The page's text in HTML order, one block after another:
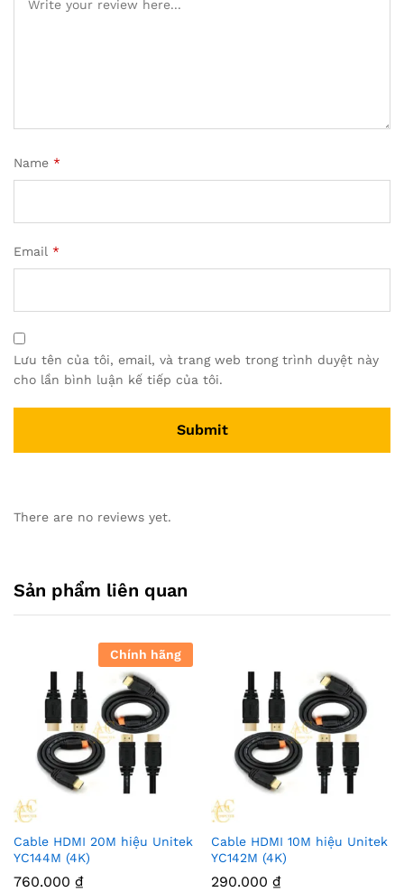
Name *
Email *
Lưu tên của tôi, email, và trang web trong trình duyệt này
cho lần bình luận kế tiếp của tôi.
There are no reviews yet.
Sản phẩm liên quan
Chính hãng
Cable HDMI 20M hiệu Unitek
YC144M (4K)
760.000 ₫
Cable HDMI 10M hiệu Unitek
YC142M (4K)
290.000 ₫